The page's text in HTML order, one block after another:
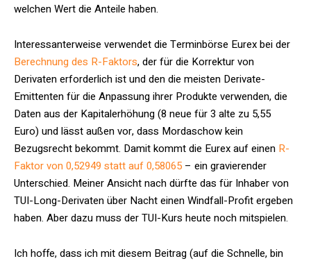
welchen Wert die Anteile haben.
Interessanterweise verwendet die Terminbörse Eurex bei der
Berechnung des R-Faktors, der für die Korrektur von
Derivaten erforderlich ist und den die meisten Derivate-
Emittenten für die Anpassung ihrer Produkte verwenden, die
Daten aus der Kapitalerhöhung (8 neue für 3 alte zu 5,55
Euro) und lässt außen vor, dass Mordaschow kein
Bezugsrecht bekommt. Damit kommt die Eurex auf einen R-
Faktor von 0,52949 statt auf 0,58065 – ein gravierender
Unterschied. Meiner Ansicht nach dürfte das für Inhaber von
TUI-Long-Derivaten über Nacht einen Windfall-Profit ergeben
haben. Aber dazu muss der TUI-Kurs heute noch mitspielen.
Ich hoffe, dass ich mit diesem Beitrag (auf die Schnelle, bin